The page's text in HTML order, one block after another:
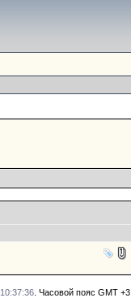
10:37:36. Часовой пояс GMT +3.